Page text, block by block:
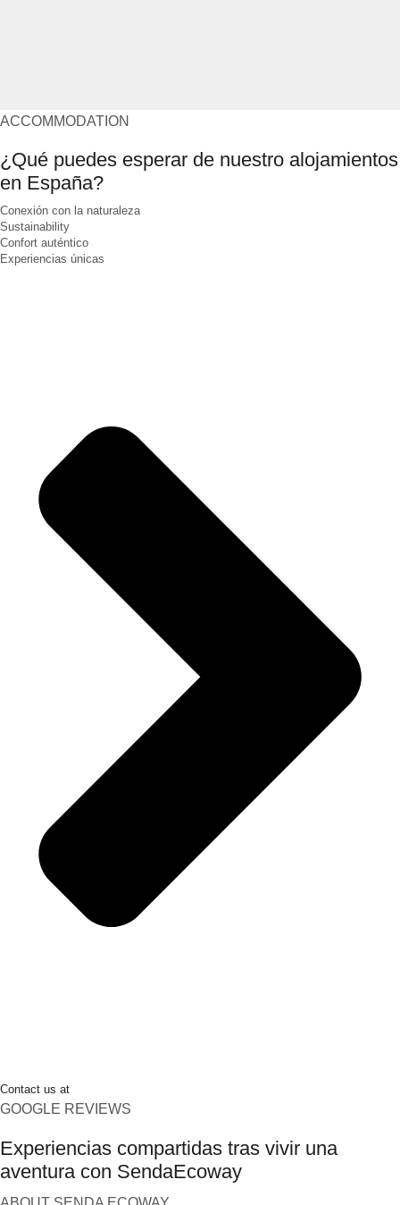
ACCOMMODATION
¿Qué puedes esperar de nuestro alojamientos
en España?
Conexión con la naturaleza
Sustainability
Confort auténtico
Experiencias únicas
Contact us at
GOOGLE REVIEWS
Experiencias compartidas tras vivir una
aventura con SendaEcoway